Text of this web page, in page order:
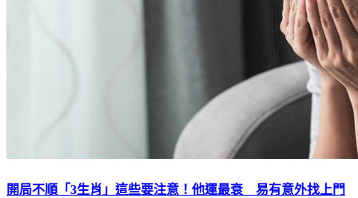
開局不順「3生肖」這些要注意！他運最衰 易有意外找上門